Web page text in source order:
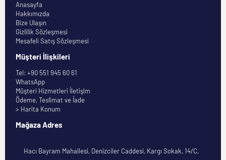
Anasayfa
Hakkımızda
Bize Ulaşın
Gizlilik Sözleşmesi
Mesafeli Satış Sözleşmesi
Müşteri İlişkileri
Tel: +90 551 945 60 61
WhatsApp
Müşteri Hizmetleri İletişim
Ödeme, Teslimat ve İade
> Harita Konum
Mağaza Adres
Hacı Bayram Mahallesi, Denizciler Caddesi, Kargı Sokak, 14/C,